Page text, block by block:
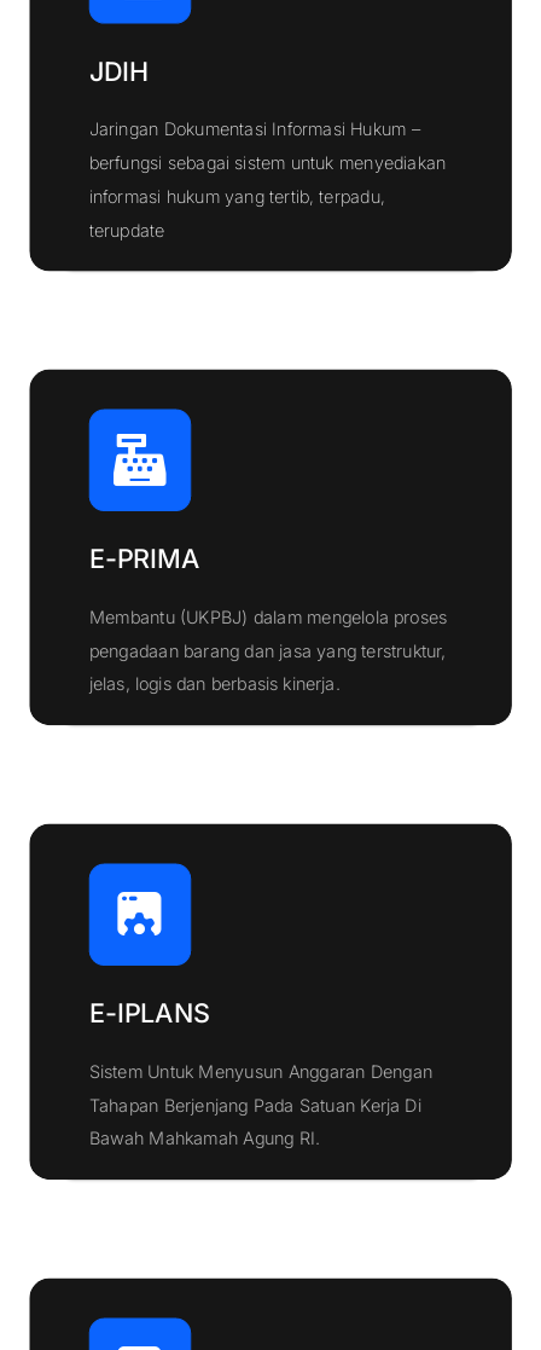
JDIH
Jaringan Dokumentasi Informasi Hukum –
berfungsi sebagai sistem untuk menyediakan
informasi hukum yang tertib, terpadu,
terupdate
E-PRIMA
Membantu (UKPBJ) dalam mengelola proses
pengadaan barang dan jasa yang terstruktur,
jelas, logis dan berbasis kinerja.
Klik Disini
E-IPLANS
Sistem Untuk Menyusun Anggaran Dengan
Tahapan Berjenjang Pada Satuan Kerja Di
Bawah Mahkamah Agung RI.
Klik Disini